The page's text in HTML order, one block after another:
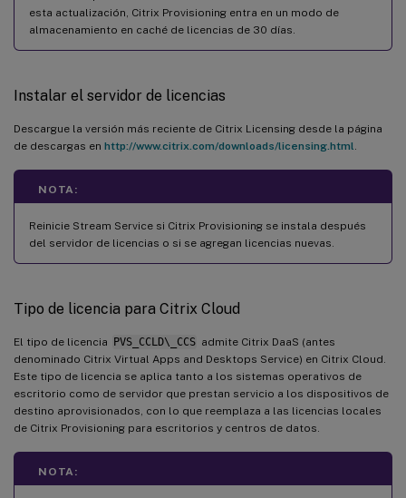
esta actualización, Citrix Provisioning entra en un modo de
almacenamiento en caché de licencias de 30 días.
Instalar el servidor de licencias
Descargue la versión más reciente de Citrix Licensing desde la página
de descargas en http://www.citrix.com/downloads/licensing.html
NOTA:
Reinicie Stream Service si Citrix Provisioning se instala después
del servidor de licencias o si se agregan licencias nuevas.
Tipo de licencia para Citrix Cloud
El tipo de licencia PVS_CCLD\_CCS admite Citrix DaaS (antes
denominado Citrix Virtual Apps and Desktops Service) en Citrix Cloud.
Este tipo de licencia se aplica tanto a los sistemas operativos de
escritorio como de servidor que prestan servicio a los dispositivos de
destino aprovisionados, con lo que reemplaza a las licencias locales
de Citrix Provisioning para escritorios y centros de datos.
NOTA: